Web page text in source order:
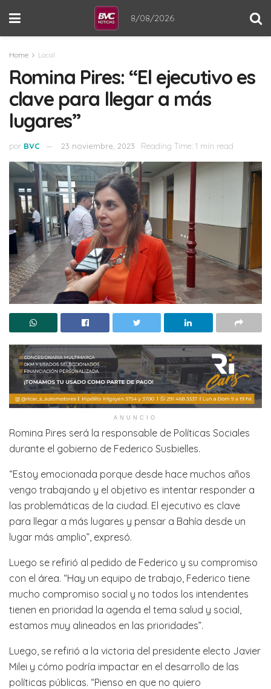
8/08/2026
Home Local
Romina Pires: “El ejecutivo es
clave para llegar a más
lugares”
por BVC 23 noviembre, 2023 Reading Time: 1 min read
ANUNCIO
Romina Pires será la responsable de Políticas Sociales
durante el gobierno de Federico Susbielles.
“Estoy emocionada porque desde hace muchos años
vengo trabajando y el objetivo es intentar responder a
las problemáticas de la ciudad. El ejecutivo es clave
para llegar a más lugares y pensar a Bahía desde un
lugar más amplio”, expresó.
Luego se refirió al pedido de Federico y su compromiso
con el área. “Hay un equipo de trabajo, Federico tiene
mucho compromiso social y no todos los intendentes
tienen en prioridad la agenda el tema salud y social,
estamos muy alineados en las prioridades”.
Luego, se refirió a la victoria del presidente electo Javier
Milei y cómo podría impactar en el desarrollo de las
políticas públicas. “Pienso en que no quiero